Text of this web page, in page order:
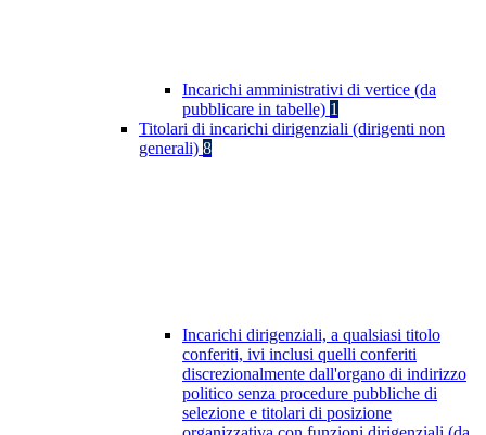
Incarichi amministrativi di vertice (da
pubblicare in tabelle) 1
Titolari di incarichi dirigenziali (dirigenti non
generali) 8
Incarichi dirigenziali, a qualsiasi titolo
conferiti, ivi inclusi quelli conferiti
discrezionalmente dall'organo di indirizzo
politico senza procedure pubbliche di
selezione e titolari di posizione